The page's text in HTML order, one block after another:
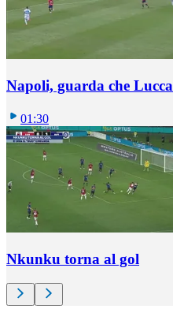
Napoli, guarda che Lucca
01:30
Nkunku torna al gol